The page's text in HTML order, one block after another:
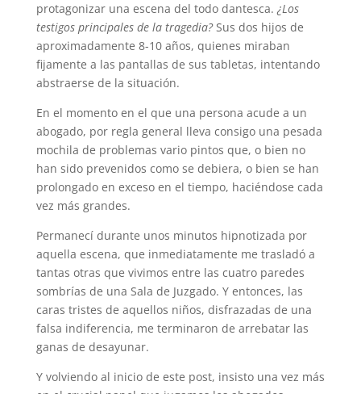
protagonizar una escena del todo dantesca. ¿Los
testigos principales de la tragedia?Sus dos hijos de
aproximadamente 8-10 años, quienes miraban
fijamente a las pantallas de sus tabletas, intentando
abstraerse de la situación.
En el momento en el que una persona acude a un
abogado, por regla general lleva consigo una pesada
mochila de problemas vario pintos que, o bien no
han sido prevenidos como se debiera, o bien se han
prolongado en exceso en el tiempo, haciéndose cada
vez más grandes.
Permanecí durante unos minutos hipnotizada por
aquella escena, que inmediatamente me trasladó a
tantas otras que vivimos entre las cuatro paredes
sombrías de una Sala de Juzgado. Y entonces, las
caras tristes de aquellos niños, disfrazadas de una
falsa indiferencia, me terminaron de arrebatar las
ganas de desayunar.
Y volviendo al inicio de este post, insisto una vez más